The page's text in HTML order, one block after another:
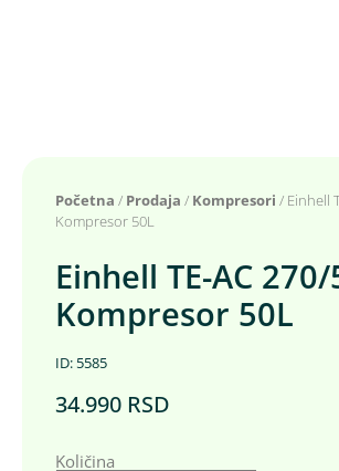
Početna / Prodaja / Kompresori / Einhell
Kompresor 50L
Einhell TE-AC
Kompresor 50L
ID: 5585
34.990 RSD
Količina